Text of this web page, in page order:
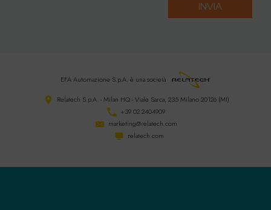
EFA Automazione S.p.A. è una società
Relatech S.p.A. - Milan HQ - Viale Sarca, 235 Milano 20126 (MI)
+39 02 2404909
marketing@relatech.com
relatech.com